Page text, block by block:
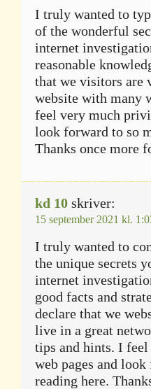
I truly wanted to
of the wonderful
internet
reasonable
that we visitors are
website with many
feel very much
look forward to so
Thanks once more
kd 10 skriver:
15 september 2021 kl.
I truly wanted to
the unique secrets
internet
good facts and
declare that we
live in a great
tips and hints. I
web pages and
reading here.